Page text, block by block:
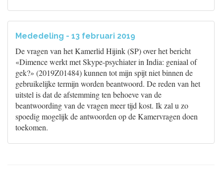
Mededeling - 13 februari 2019
De vragen van het Kamerlid Hijink (SP) over het bericht
«Dimence werkt met Skype-psychiater in India: geniaal of
gek?» (2019Z01484) kunnen tot mijn spijt niet binnen de
gebruikelijke termijn worden beantwoord. De reden van het
uitstel is dat de afstemming ten behoeve van de
beantwoording van de vragen meer tijd kost. Ik zal u zo
spoedig mogelijk de antwoorden op de Kamervragen doen
toekomen.